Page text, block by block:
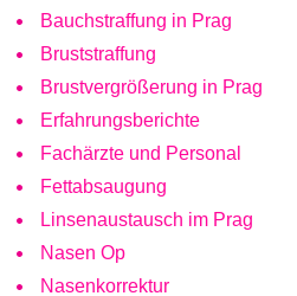
Bauchstraffung in Prag
Bruststraffung
Brustvergrößerung in Prag
Erfahrungsberichte
Fachärzte und Personal
Fettabsaugung
Linsenaustausch im Prag
Nasen Op
Nasenkorrektur